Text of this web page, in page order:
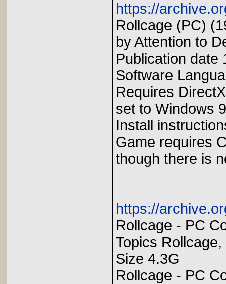
https://
Rollcage (PC)
by Attention to
Publication date
Software
Requires
set to Windows
Install
Game requires
though there is
https://
Rollcage - PC
Topics
Size 4.3G
Rollcage - PC